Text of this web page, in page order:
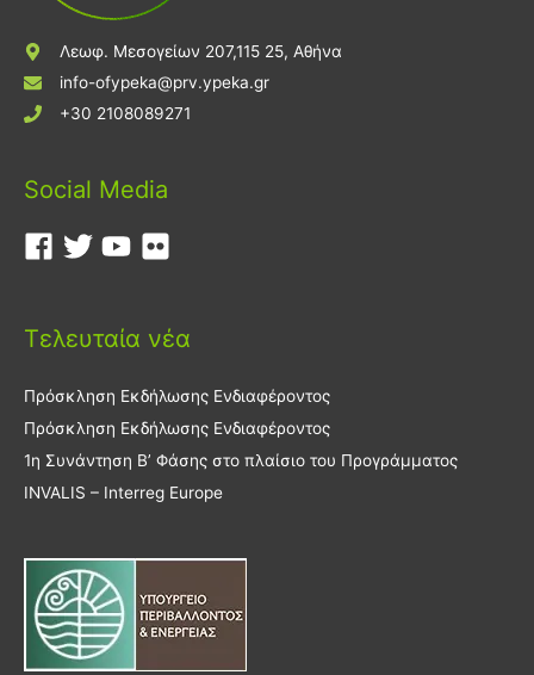
Λεωφ. Μεσογείων 207,115 25, Αθήνα
info-ofypeka@prv.ypeka.gr
+30 2108089271
Social Media
Τελευταία νέα
Πρόσκληση Εκδήλωσης Ενδιαφέροντος
Πρόσκληση Εκδήλωσης Ενδιαφέροντος
1η Συνάντηση Β’ Φάσης στο πλαίσιο του Προγράμματος
INVALIS – Interreg Europe